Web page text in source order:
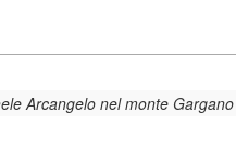
Arcangelo nel monte Gargano